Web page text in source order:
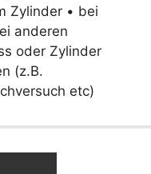
Zylinder • bei
anderen
oder Zylinder
(z.B.
etc)